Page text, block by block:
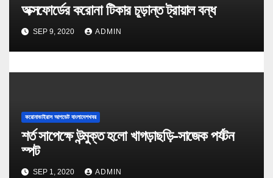
অক্সফোর্ডের করোনা টিকার চূড়ান্ত ট্রায়াল বন্ধ
SEP 9, 2020 ADMIN
করোনাভাইরাস আপডেট বাংলাদেশখবর
শর্ত সাপেক্ষে উন্মুক্ত হলো খাগড়াছড়ি-সাজেক পর্যটন
স্পট
SEP 1, 2020 ADMIN